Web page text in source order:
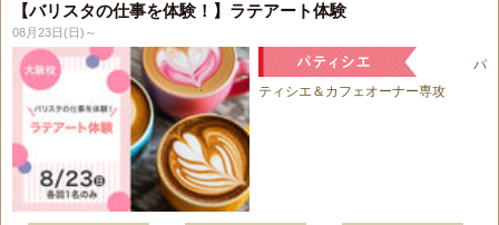
【バリスタの仕事を体験！】ラテアート体験
08月23日(日)～
パ
ティシエ＆カフェオーナー専攻